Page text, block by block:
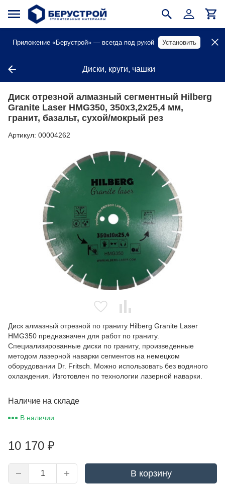
Приложение «Берустрой» — всегда под рукой Установить
Диски, круги, чашки
Диск отрезной алмазный сегментный Hilberg
Granite Laser HMG350, 350х3,2х25,4 мм,
гранит, базальт, сухой/мокрый рез
Артикул: 00004262
Диск алмазный отрезной по граниту Hilberg Granite Laser
HMG350 предназначен для работ по граниту.
Специализированные диски по граниту, произведенные
методом лазерной наварки сегментов на немецком
оборудовании Dr. Fritsch. Можно использовать без водяного
охлаждения. Изготовлен по технологии лазерной наварки.
Наличие на складе
В наличии
10 170 ₽
В корзину